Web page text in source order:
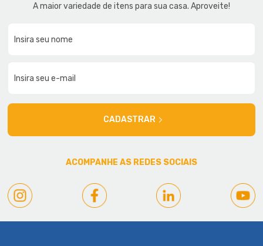
A maior variedade de itens para sua casa. Aproveite!
CADASTRAR
ACOMPANHE AS REDES SOCIAIS